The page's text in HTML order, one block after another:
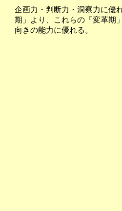
企画力・判断力・洞察力に優
期」より、これらの「変革期
向きの能力に優れる。